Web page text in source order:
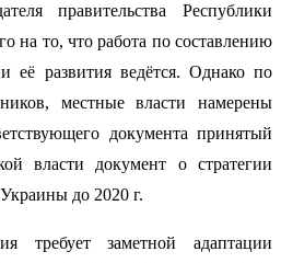
правительства Республики
на то, что работа по составлению
её развития ведётся. Однако по
местные власти намерены
документа принятый
власти документ о стратегии
до 2020 г.
требует заметной адаптации